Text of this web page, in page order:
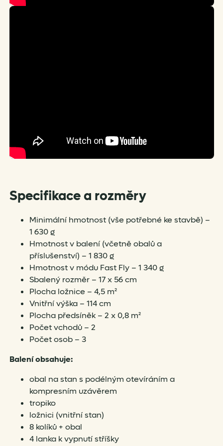
Specifikace a rozměry
Minimální hmotnost (vše potřebné ke stavbě) –
1 630 g
Hmotnost v balení (včetně obalů a
příslušenství) – 1 830 g
Hmotnost v módu Fast Fly – 1 340 g
Sbalený rozměr – 17 x 56 cm
Plocha ložnice – 4,5 m²
Vnitřní výška – 114 cm
Plocha předsíněk – 2 x 0,8 m²
Počet vchodů – 2
Počet osob – 3
Balení obsahuje:
obal na stan s podélným otevíráním a
kompresním uzávěrem
tropiko
ložnici (vnitřní stan)
8 kolíků + obal
4 lanka k vypnutí stříšky